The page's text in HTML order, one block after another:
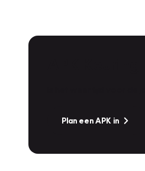
Plan een APK in